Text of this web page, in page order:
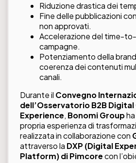
Riduzione drastica dei
Fine delle pubblicazioni
non approvati.
Accelerazione del time-
campagne.
Potenziamento della
coerenza dei contenuti
canali.
Durante il Convegno
dell’Osservatorio B2B
Experience, Bonomi Group
propria esperienza di
realizzata in collaborazione con
attraverso la DXP (Digital
Platform) di Pimcorecon